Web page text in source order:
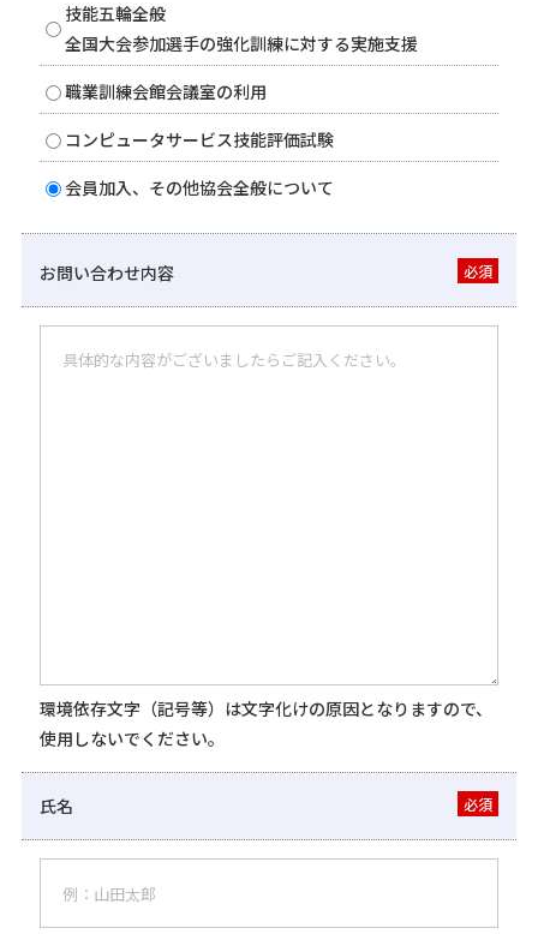
技能五輪全般
全国大会参加選手の強化訓練に対する実施支援
職業訓練会館会議室の利用
コンピュータサービス技能評価試験
会員加入、その他協会全般について
お問い合わせ内容 必須
環境依存文字（記号等）は文字化けの原因となりますので、
使用しないでください。
氏名 必須